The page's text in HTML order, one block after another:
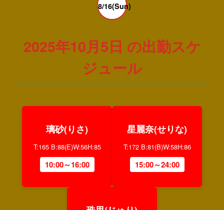
8/16(Sun)
2025年10月5日 の出勤スケ
ジュール
璃砂(りさ)
T:165 B:88(E)W:56H:85
10:00～16:00
星麗奈(せりな)
T:172 B:81(B)W:58H:86
15:00～24:00